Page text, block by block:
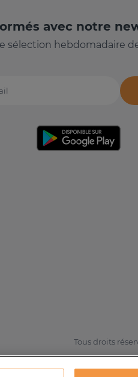
avec notre
sélection hebdomadaire
Tous droits